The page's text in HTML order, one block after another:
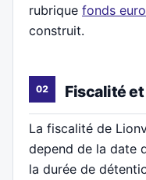
rubrique fonds
construit.
Fiscalité
La fiscalité de
depend de la date
la durée de